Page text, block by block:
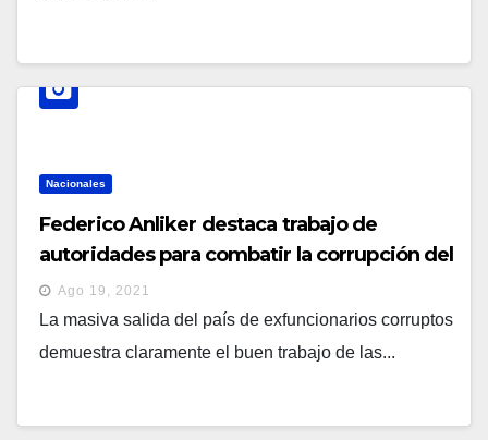
Nacionales
Federico Anliker destaca trabajo de
autoridades para combatir la corrupción del
pasado
Ago 19, 2021
La masiva salida del país de exfuncionarios corruptos
demuestra claramente el buen trabajo de las...